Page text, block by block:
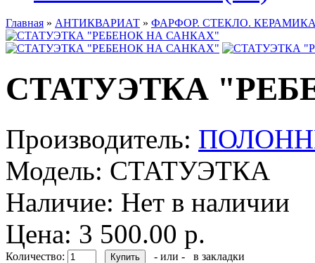
Главная » АНТИКВАРИАТ » ФАРФОР. СТЕКЛО.
СТАТУЭТКА
Производитель:
Модель: СТАТУЭТКА
Наличие: Нет в наличии
Цена: 3 500.00 р.
Количество: - или -
в закладки